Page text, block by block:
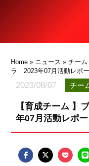
Home » ニュース »チーム
ラ 2023年07月活動レポ
2023/08/07 チー
【育成チーム
年07月活動レポー